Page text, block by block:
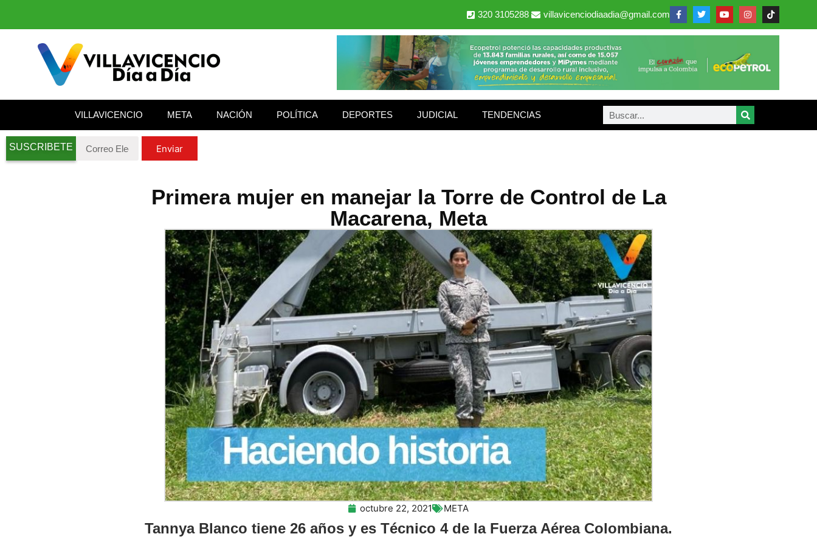
320 3105288 villavicenciodiaadia@gmail.com
VILLAVICENCIO META NACIÓN POLÍTICA DEPORTES JUDICIAL TENDENCIAS
SUSCRIBETE Enviar
Primera mujer en manejar la Torre de Control de La
Macarena, Meta
octubre 22, 2021 META
Tannya Blanco tiene 26 años y es Técnico 4 de la Fuerza Aérea Colombiana.